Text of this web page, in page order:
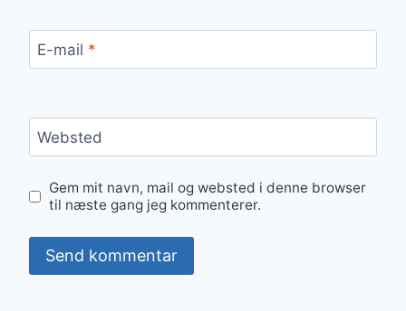
E-mail *
Websted
Gem mit navn, mail og websted i denne browser
til næste gang jeg kommenterer.